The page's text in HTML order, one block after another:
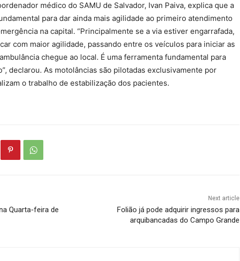
médico do SAMU de Salvador, Ivan Paiva, explica que a
para dar ainda mais agilidade ao primeiro atendimento
na capital. “Principalmente se a via estiver engarrafada,
com maior agilidade, passando entre os veículos para iniciar as
chegue ao local. É uma ferramenta fundamental para
declarou. As motolâncias são pilotadas exclusivamente por
o trabalho de estabilização dos pacientes.
Quarta-feira de
Next article
Folião já pode adquirir ingressos para
arquibancadas do Campo Grande